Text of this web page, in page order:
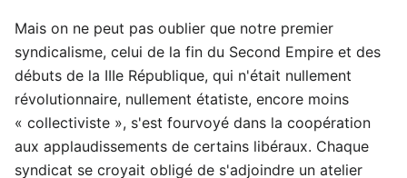
Mais on ne peut pas oublier que notre premier
syndicalisme, celui de la fin du Second Empire et des
débuts de la IIIe République, qui n'était nullement
révolutionnaire, nullement étatiste, encore moins
« collectiviste », s'est fourvoyé dans la coopération
aux applaudissements de certains libéraux. Chaque
syndicat se croyait obligé de s'adjoindre un atelier